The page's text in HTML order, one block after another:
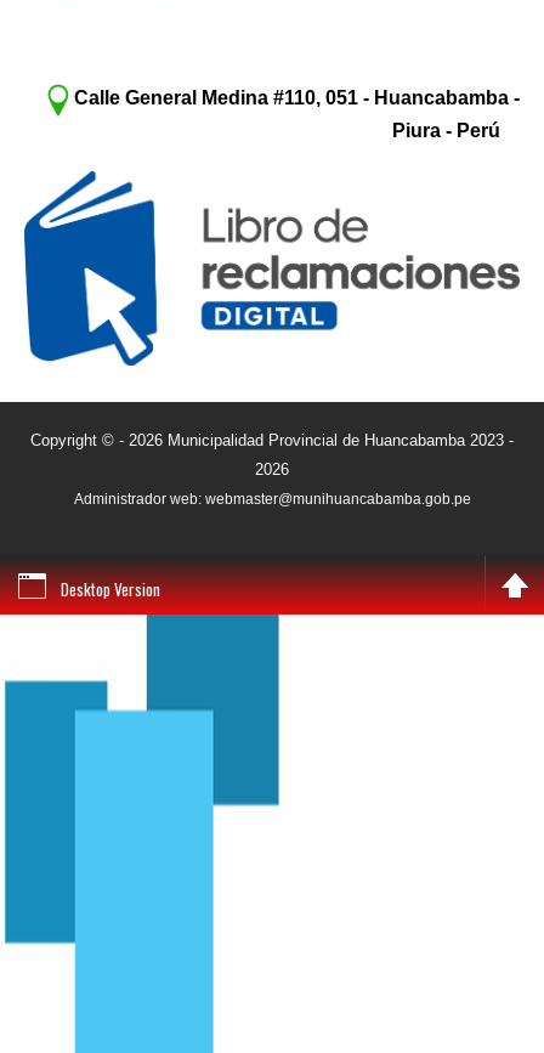
Calle General Medina #110, 051 - Huancabamba -
Piura - Perú
Copyright © - 2026 Municipalidad Provincial de Huancabamba 2023 -
2026
Administrador web: webmaster@munihuancabamba.gob.pe
Desktop Version